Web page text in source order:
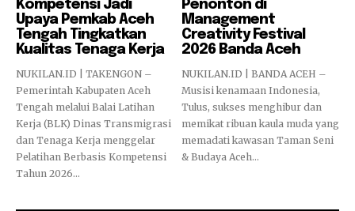
Kompetensi Jadi
Upaya Pemkab Aceh
Tengah Tingkatkan
Kualitas Tenaga Kerja
NUKILAN.ID | TAKENGON –
Pemerintah Kabupaten Aceh
Tengah melalui Balai Latihan
Kerja (BLK) Dinas Transmigrasi
dan Tenaga Kerja menggelar
Pelatihan Berbasis Kompetensi
Tahun 2026...
Penonton di
Management
Creativity Festival
2026 Banda Aceh
NUKILAN.ID | BANDA ACEH –
Musisi kenamaan Indonesia,
Tulus, sukses menghibur dan
memikat ribuan kaula muda yang
memadati kawasan Taman Seni
& Budaya Aceh...